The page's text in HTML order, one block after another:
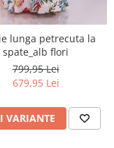
lunga petrecuta la
spate_alb flori
799,95 Lei
679,95 Lei
VARIANTE